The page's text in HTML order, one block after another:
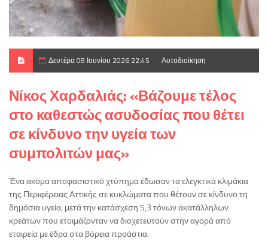
Δευτέρα 08 Ιουνίου 2026 22:45 Αυτοδιοίκηση
Νίκος Χαρδαλιάς: «Βάζουμε τέλος
στο καθεστώς ασυδοσίας που θέτει
σε κίνδυνο την υγεία των
συμπολιτών μας»
Ένα ακόμα αποφασιστικό χτύπημα έδωσαν τα ελεγκτικά κλιμάκια
της Περιφέρειας Αττικής σε κυκλώματα που θέτουν σε κίνδυνο τη
δημόσια υγεία, μετά την κατάσχεση 5,3 τόνων ακατάλληλων
κρεάτων που ετοιμάζονταν να διοχετευτούν στην αγορά από
εταιρεία με έδρα στα βόρεια προάστια.